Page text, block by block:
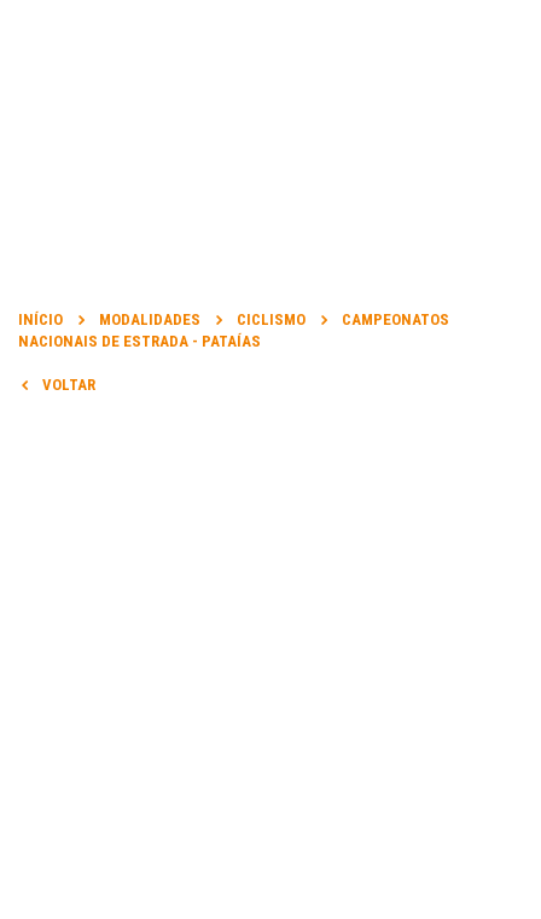
21 Jun 2013 a 23 Jun 2013
INÍCIO MODALIDADES CICLISMO
CAMPEONATOS
NACIONAIS DE ESTRADA - PATAÍAS
VOLTAR